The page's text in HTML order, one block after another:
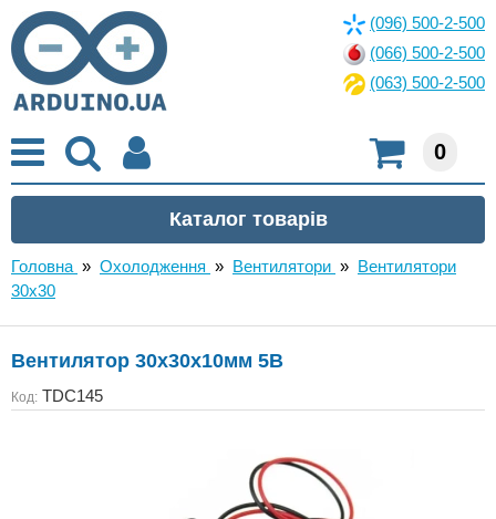
(096) 500-2-500
(066) 500-2-500
(063) 500-2-500
0
Головна » Охолодження » Вентилятори » Вентилятори
30x30
Вентилятор 30х30х10мм 5В
Код: TDC145